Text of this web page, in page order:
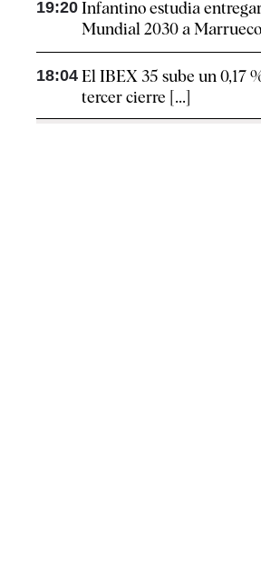
19:20 Infantino estudia
Mundial 2030 a
18:04 El IBEX 35 sube un 0,17
tercer cierre [...]